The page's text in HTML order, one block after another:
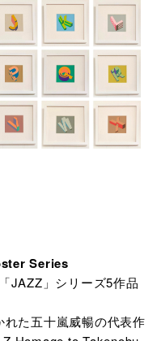
Series
JAZZ」シリーズ5作品
た五十嵐威暢の代表作